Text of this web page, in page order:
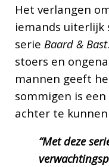
Het verlangen
iemands uiterlijk
serie Baard & Bast
stoers en
mannen geeft
sommigen is
achter te
“Met deze